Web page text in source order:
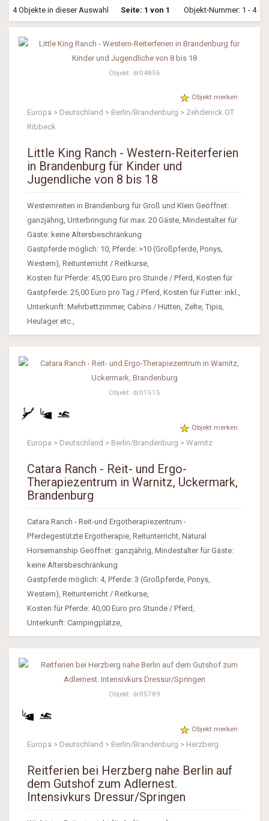
4 Objekte in dieser Auswahl Seite: 1 von 1 Objekt-Nummer: 1 - 4
Objekt: dr04856
Objekt merken
Europa > Deutschland > Berlin/Brandenburg > Zehdenick OT
Ribbeck
Little King Ranch - Western-Reiterferien
in Brandenburg für Kinder und
Jugendliche von 8 bis 18
Westernreiten in Brandenburg für Groß und Klein Geöffnet:
ganzjährig, Unterbringung für max. 20 Gäste, Mindestalter für
Gäste: keine Altersbeschränkung
Gastpferde möglich: 10, Pferde: >10 (Großpferde, Ponys,
Western), Reitunterricht / Reitkurse,
Kosten für Pferde: 45,00 Euro pro Stunde / Pferd, Kosten für
Gastpferde: 25,00 Euro pro Tag / Pferd, Kosten für Futter: inkl.,
Unterkunft: Mehrbettzimmer, Cabins / Hütten, Zelte, Tipis,
Heulager etc.,
Objekt: dr01515
Objekt merken
Europa > Deutschland > Berlin/Brandenburg > Warnitz
Catara Ranch - Reit- und Ergo-
Therapiezentrum in Warnitz, Uckermark,
Brandenburg
Catara Ranch - Reit-und Ergotherapiezentrum -
Pferdegestützte Ergotherapie, Reitunterricht, Natural
Horsemanship Geöffnet: ganzjährig, Mindestalter für Gäste:
keine Altersbeschränkung
Gastpferde möglich: 4, Pferde: 3 (Großpferde, Ponys,
Western), Reitunterricht / Reitkurse,
Kosten für Pferde: 40,00 Euro pro Stunde / Pferd,
Unterkunft: Campingplätze,
Objekt: dr05789
Objekt merken
Europa > Deutschland > Berlin/Brandenburg > Herzberg
Reitferien bei Herzberg nahe Berlin auf
dem Gutshof zum Adlernest.
Intensivkurs Dressur/Springen